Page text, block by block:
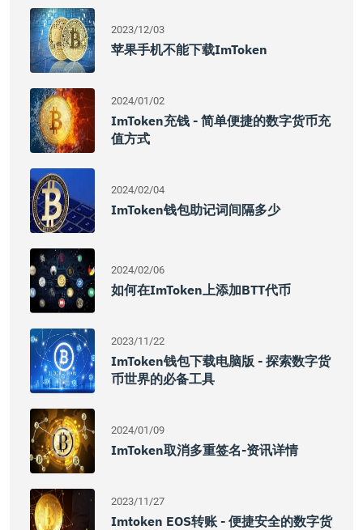
2023/12/03
苹果手机不能下载imToken
2024/01/02
ImToken充钱 - 简单便捷的数字货币充
值方式
2024/02/04
ImToken钱包助记词间隔多少
2024/02/06
如何在imToken上添加BTT代币
2023/11/22
ImToken钱包下载电脑版 - 探索数字货
币世界的必备工具
2024/01/09
ImToken取消多重签名-资讯详情
2023/11/27
Imtoken EOS转账 - 便捷安全的数字货